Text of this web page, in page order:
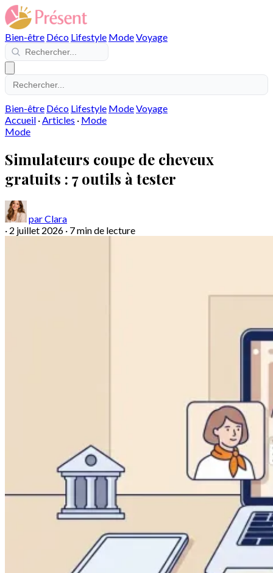
Bien-être Déco Lifestyle ModeVoyage
Bien-être Déco Lifestyle ModeVoyage
Accueil ·Articles · Mode
Mode
Simulateurs coupe de cheveux
gratuits : 7 outils à tester
par Clara
· 2 juillet 2026 · 7 min de lecture